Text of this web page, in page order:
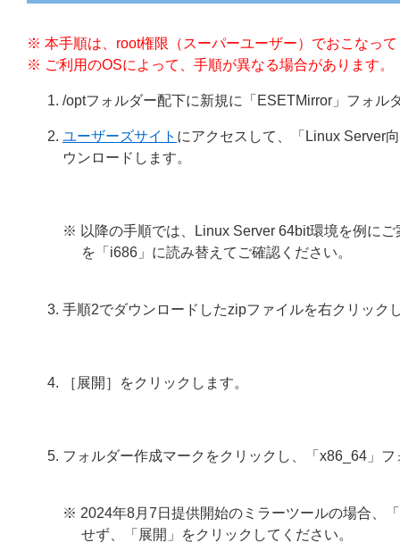
※ 本手順は、root権限（スーパーユーザー）でおこなっ
※ ご利用のOSによって、手順が異なる場合があります。
/optフォルダー配下に新規に「ESETMirror」フォル
ユーザーズサイト にアクセスして、「Linux Server
ウンロードします。
※ 以降の手順では、Linux Server 64bit環境を例に
を「i686」に読み替えてご確認ください。
手順2でダウンロードしたzipファイルを右クリック
［展開］をクリックします。
フォルダー作成マークをクリックし、「x86_64」
※ 2024年8月7日提供開始のミラーツールの場合、
せず、「展開」をクリックしてください。